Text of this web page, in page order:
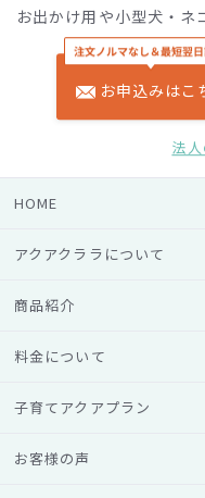
お出かけ用や小型犬・ネ
です。
サイズ：直径170㎜
色：ライムグリーン
原材料：ポリプロピレン
耐冷温度：-20度
お申込みはこ
法
HOME
アクアクララについて
商品紹介
料金について
子育てアクアプラン
お客様の声